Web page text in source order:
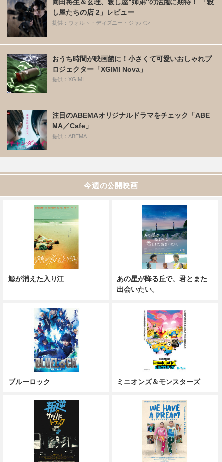
岡田将生＆玄理、殺し屋“姉弟“の活躍に期待！ 「殺
し屋たちの店 2」レビュー
提供：ウォルト・ディズニー・ジャパン
おうち時間が映画館に！小さくて可愛いおしゃれプ
ロジェクター「XGIMI Nova」
提供：XGIMI
注目のABEMAオリジナルドラマをチェック「ABE
MA／Cafe」
提供：ABEMA
今週の公開映画
鯨が消えた入り江
あの星が降る丘で、君とまた
出会いたい。
ブルーロック ミニオンズ＆モンスターズ